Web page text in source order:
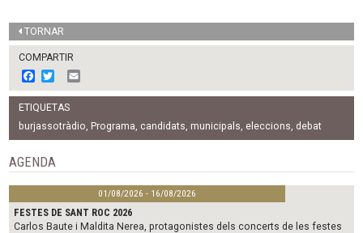
TORNAR
COMPARTIR
F
a
c
e
b
o
o
k
w
i
t
t
e
m
a
l
ETIQUETAS
burjassotràdio, Programa, candidats, municipals, eleccions, debat
AGENDA
01/08/2026 - 16/08/2026
FESTES DE SANT ROC 2026
Carlos Baute i Maldita Nerea, protagonistes dels concerts de les festes